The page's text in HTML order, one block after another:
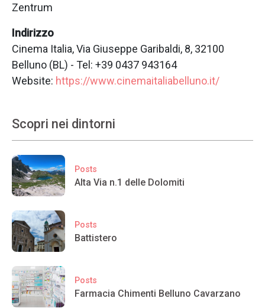
Zentrum
Indirizzo
Cinema Italia, Via Giuseppe Garibaldi, 8, 32100
Belluno (BL) - Tel: +39 0437 943164
Website: https://www.cinemaitaliabelluno.it/
Scopri nei dintorni
Posts
Alta Via n.1 delle Dolomiti
Posts
Battistero
Posts
Farmacia Chimenti Belluno Cavarzano